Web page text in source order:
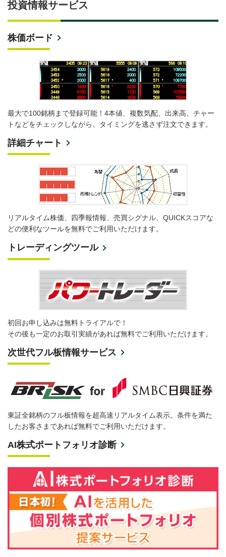
投資情報サービス
株価ボード
最大で100銘柄まで登録可能！4本値、複数気配、出来高、チャー
トなどをチェックしながら、タイミングを逃さず注文できます。
詳細チャート
リアルタイム株価、四季報情報、売買シグナル、QUICKスコアな
どの便利なツールを無料でご利用いただけます。
トレーディングツール
初回お申し込みは無料トライアルで！
その後も一定のお取引実績があれば無料でご利用いただけます。
次世代フル板情報サービス
東証全銘柄のフル板情報を超高速リアルタイム表示。条件を満た
したお客さまであれば無料でご利用いただけます。
AI株式ポートフォリオ診断